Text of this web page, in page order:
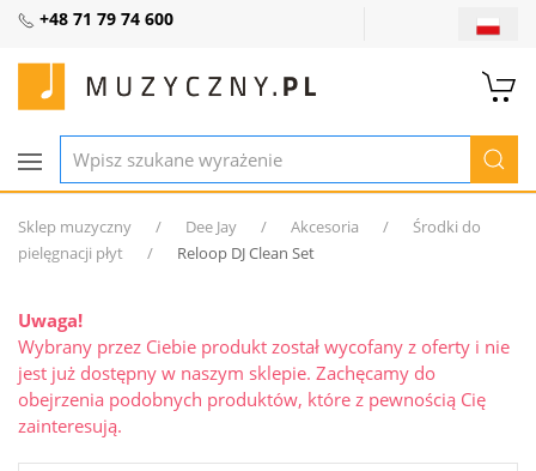
+48 71 79 74 600
Sklep muzyczny Dee Jay Akcesoria
Środki do
pielęgnacji płyt
Reloop DJ Clean Set
Uwaga!
Wybrany przez Ciebie produkt został wycofany z oferty i nie
jest już dostępny w naszym sklepie. Zachęcamy do
obejrzenia podobnych produktów, które z pewnością Cię
zainteresują.